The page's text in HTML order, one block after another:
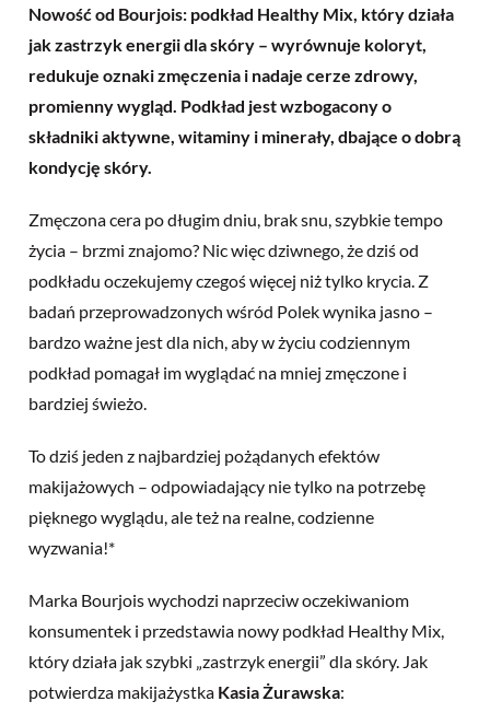
Nowość od Bourjois: podkład Healthy Mix, który działa
jak zastrzyk energii dla skóry – wyrównuje koloryt,
redukuje oznaki zmęczenia i nadaje cerze zdrowy,
promienny wygląd. Podkład jest wzbogacony o
składniki aktywne, witaminy i minerały, dbające o dobrą
kondycję skóry.
Zmęczona cera po długim dniu, brak snu, szybkie tempo
życia – brzmi znajomo? Nic więc dziwnego, że dziś od
podkładu oczekujemy czegoś więcej niż tylko krycia. Z
badań przeprowadzonych wśród Polek wynika jasno –
bardzo ważne jest dla nich, aby w życiu codziennym
podkład pomagał im wyglądać na mniej zmęczone i
bardziej świeżo.
To dziś jeden z najbardziej pożądanych efektów
makijażowych – odpowiadający nie tylko na potrzebę
pięknego wyglądu, ale też na realne, codzienne
wyzwania!*
Marka Bourjois wychodzi naprzeciw oczekiwaniom
konsumentek i przedstawia nowy podkład Healthy Mix,
który działa jak szybki „zastrzyk energii” dla skóry. Jak
potwierdza makijażystka Kasia Żurawska: